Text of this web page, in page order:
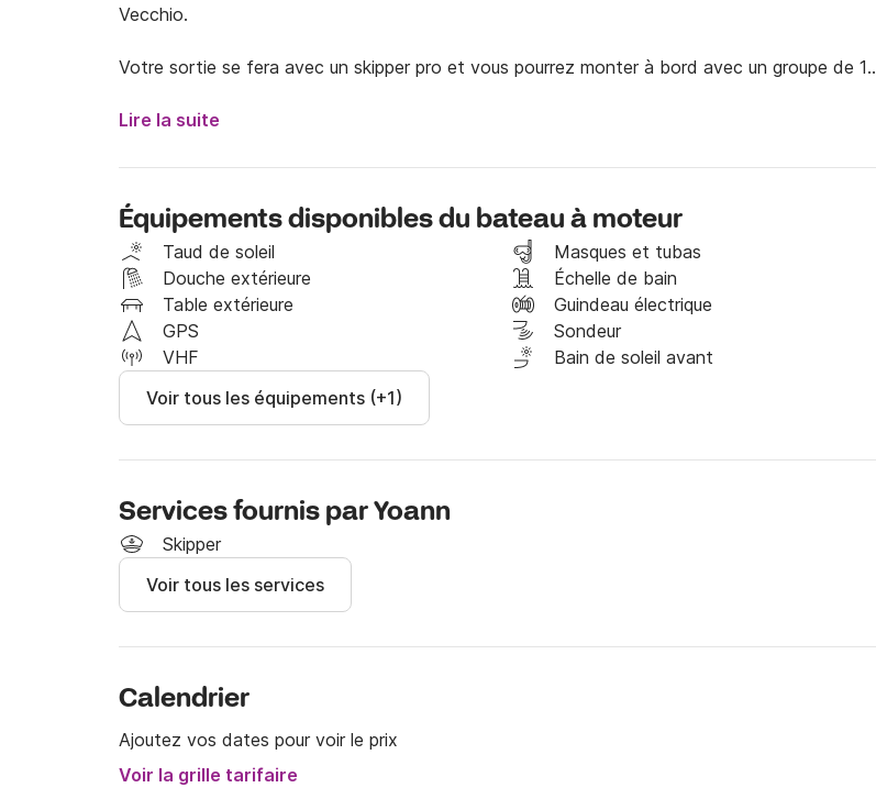
Vecchio.
Votre sortie se fera avec un skipper pro et vous pourrez monter à bord avec un groupe de 12
de la côte Corse. Ses 2 x 250 Cv vous permettront de naviguer le long de la côte et de
profiter d'un maximum de plages et de criques.
Son taud de soleil sera parfait pour vous protéger du soleil durant les pics de chaleur. Ses
bains de soleil avant et arrière pourront vous aider à bronzer rapidement sur un bateau.
A noter: le bateau est uniquement loué avec son skipper (supplément 250 Euros).
Vous pouvez me contacter sur la messagerie Click and Boat pour échanger des informations
concernant le bateau ou les trajets envisagés.
Bonne journée,
Yoann
Lire la suite
Équipements disponibles du bateau à moteur
Taud de soleil
Masques et tubas
Douche extérieure
Échelle de bain
Table extérieure
Guindeau électrique
GPS
Sondeur
VHF
Bain de soleil avant
Voir tous les équipements (+1)
Services fournis par Yoann
Skipper
Voir tous les services
Calendrier
Ajoutez vos dates pour voir le prix
Voir la grille tarifaire